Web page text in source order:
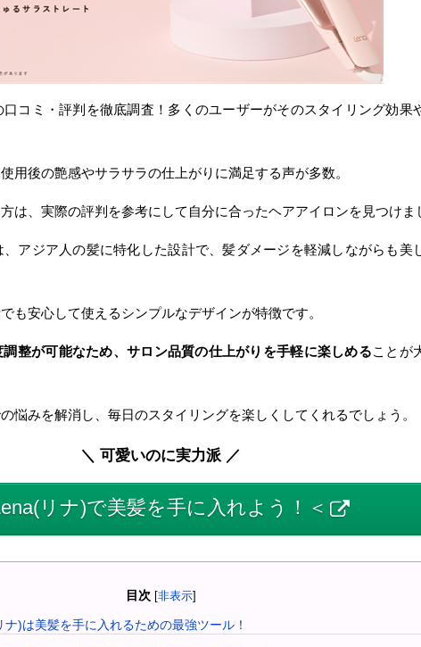
コミ・評判を徹底調査！多くのユーザーがそのスタイリング効果
用後の艶感やサラサラの仕上がりに満足する声が多数。
は、実際の評判を参考にして自分に合ったヘアアイロンを見つけま
アジア人の髪に特化した設計で、髪ダメージを軽減しながらも美
も安心して使えるシンプルなデザインが特徴です。
整が可能なため、サロン品質の仕上がりを手軽に楽しめることが
悩みを解消し、毎日のスタイリングを楽しくしてくれるでしょう。
＼ 可愛いのに実力派 ／
リナ)で美髪を手に入れよう！＜
目次 [非表示]
)は美髪を手に入れるための最強ツール！